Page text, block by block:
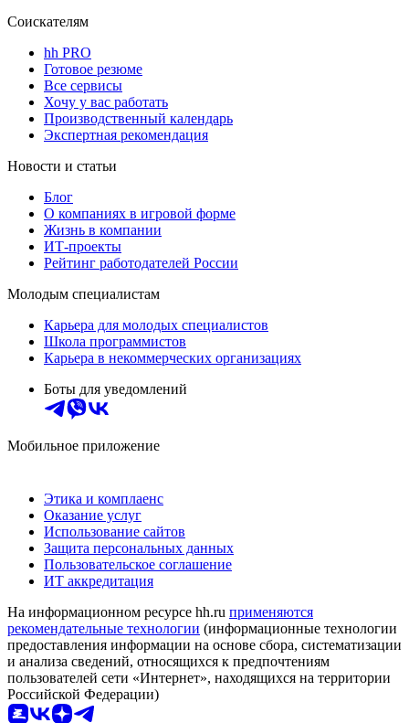
Соискателям
hh PRO
Готовое резюме
Все сервисы
Хочу у вас работать
Производственный календарь
Экспертная рекомендация
Новости и статьи
Блог
О компаниях в игровой форме
Жизнь в компании
ИТ-проекты
Рейтинг работодателей России
Молодым специалистам
Карьера для молодых специалистов
Школа программистов
Карьера в некоммерческих организациях
Боты для уведомлений
Мобильное приложение
Этика и комплаенс
Оказание услуг
Использование сайтов
Защита персональных данных
Пользовательское соглашение
ИТ аккредитация
На информационном ресурсе hh.ru применяются
рекомендательные технологии (информационные технологии
предоставления информации на основе сбора, систематизации
и анализа сведений, относящихся к предпочтениям
пользователей сети «Интернет», находящихся на территории
Российской Федерации)